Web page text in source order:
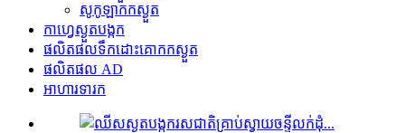
សូកូឡាកកស្ងួត
កាហ្វេស្ងួតបង្កក
ផលិតផលទឹកដោះគោកកស្ងួត
ផលិតផល AD
អាហារទារក